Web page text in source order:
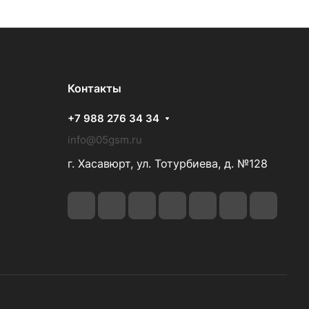
Контакты
+7 988 276 34 34
info@05gsm.ru
г. Хасавюрт, ул. Тотурбиева, д. №128